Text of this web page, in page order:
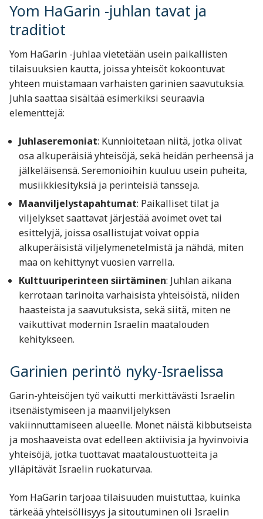
Yom HaGarin -juhlan tavat ja
traditiot
Yom HaGarin -juhlaa vietetään usein paikallisten
tilaisuuksien kautta, joissa yhteisöt kokoontuvat
yhteen muistamaan varhaisten garinien saavutuksia.
Juhla saattaa sisältää esimerkiksi seuraavia
elementtejä:
Juhlaseremoniat: Kunnioitetaan niitä, jotka olivat
osa alkuperäisiä yhteisöjä, sekä heidän perheensä ja
jälkeläisensä. Seremonioihin kuuluu usein puheita,
musiikkiesityksiä ja perinteisiä tansseja.
Maanviljelystapahtumat: Paikalliset tilat ja
viljelykset saattavat järjestää avoimet ovet tai
esittelyjä, joissa osallistujat voivat oppia
alkuperäisistä viljelymenetelmistä ja nähdä, miten
maa on kehittynyt vuosien varrella.
Kulttuuriperinteen siirtäminen: Juhlan aikana
kerrotaan tarinoita varhaisista yhteisöistä, niiden
haasteista ja saavutuksista, sekä siitä, miten ne
vaikuttivat modernin Israelin maatalouden
kehitykseen.
Garinien perintö nyky-Israelissa
Garin-yhteisöjen työ vaikutti merkittävästi Israelin
itsenäistymiseen ja maanviljelyksen
vakiinnuttamiseen alueelle. Monet näistä kibbutseista
ja moshaaveista ovat edelleen aktiivisia ja hyvinvoivia
yhteisöjä, jotka tuottavat maataloustuotteita ja
ylläpitävät Israelin ruokaturvaa.
Yom HaGarin tarjoaa tilaisuuden muistuttaa, kuinka
tärkeää yhteisöllisyys ja sitoutuminen oli Israelin